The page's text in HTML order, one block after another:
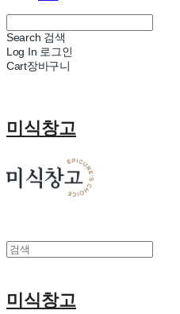
Search 검색
Log In 로그인
Cart장바구니
미식창고
미식창고